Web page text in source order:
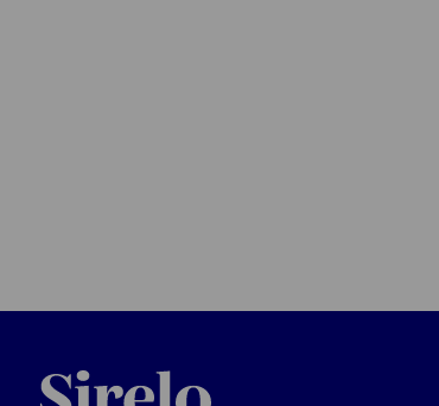
Sirelo.at